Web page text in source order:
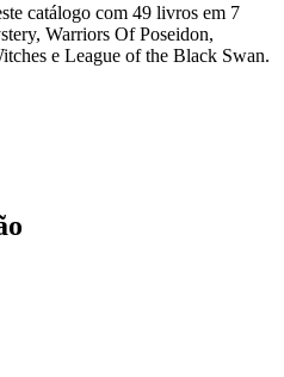
catálogo com 49 livros em 7
Warriors Of Poseidon,
e League of the Black Swan.